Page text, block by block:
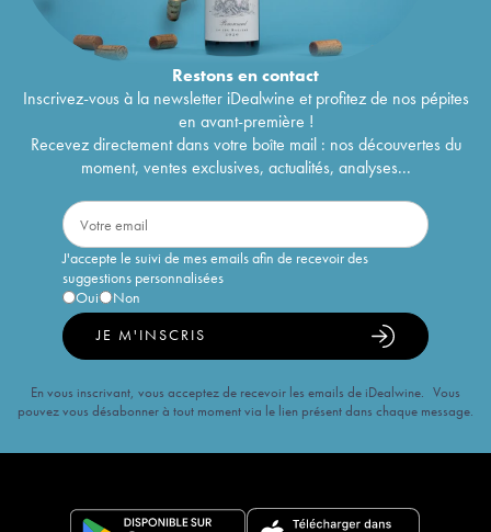
Restons encontact
Inscrivez-vous à la newsletter iDealwine et profitez de nos pépites
en avant-première !
Recevez directement dans votre boîte mail : nos découvertes du
moment, ventes exclusives, actualités, analyses...
J'accepte le suivi de mes emails afin de recevoir des
suggestions personnalisées
Oui
Non
JE M'INSCRIS
En vous inscrivant, vous acceptez de recevoir les emails de iDealwine. Vous
pouvez vous désabonner à tout moment via le lien présent dans chaque message.